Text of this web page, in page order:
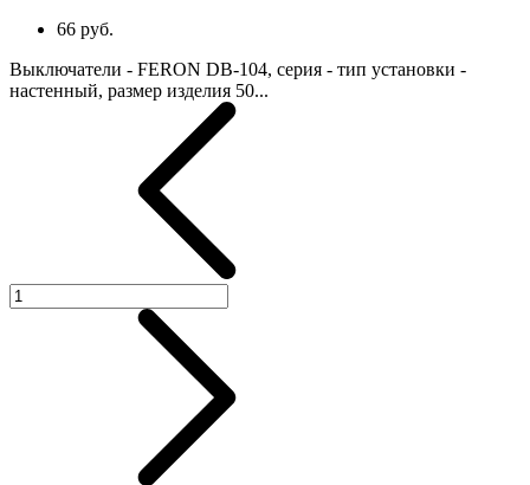
66 руб.
Выключатели - FERON DB-104, серия - тип установки -
настенный, размер изделия 50...